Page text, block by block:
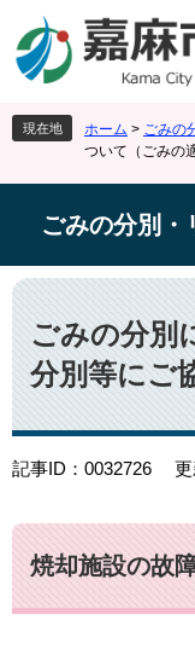
ジ
先
頭
す
ュ
を
飛
し
文
へ
現在地 ホーム > ごみの
ついて（ごみの
ごみの分別・
本
文
ごみの分別
分別等にご
記事ID：0032726
焼却施設の故